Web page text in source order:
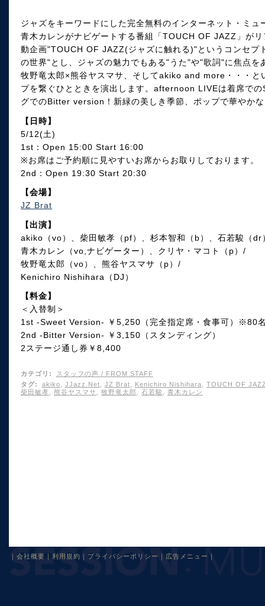
ジャズをキーワードにした完全無料のインターネット・ミ
青木カレンがナビゲートする番組「TOUCH OF JAZZ」が
動企画"TOUCH OF JAZZ(ジャズに触れる)"というコンセプ
の世界"とし、ジャズの魅力でもある"うた"や"歌詞"に焦点
牧野竜太郎×熊谷ヤスマサ、そしてakiko and more・・・と
プを繋ぐひとときを演出します。afternoon LIVEは着席で
グでのBitter version！新緑の美しき季節、ポップで華やか
【日時】
5/12(土)
1st：Open 15:00 Start 16:00
※お席はご予約順に見やすいお席からお取りしております。
2nd：Open 19:30 Start 20:30
【会場】
JZ Brat
【出演】
akiko（vo）、柴田敏孝（pf）、杉本智和（b）、石若駿（dr
青木カレン（vo,ナビゲーター）、クリヤ・マコト（p）/
牧野竜太郎（vo）、熊谷ヤスマサ（p）/
Kenichiro Nishihara（DJ）
【料金】
＜入替制＞
1st -Sweet Version- ￥5,250（完全指定席・食事可）※80
2nd -Bitter Version- ￥3,150（スタンディング）
2ステージ通し券￥8,400
カテゴリ :
スタッフの声 / FROM STAFF
タグ: akiko JJazz.Net JZ Brat Kenichiro Nishihara
TOUCH OF
柴田敏孝
熊谷ヤスマサ 牧野竜太郎 石若駿 青木カレン
会社概要 利用規約 プライバシーポリシー 広告メニュー